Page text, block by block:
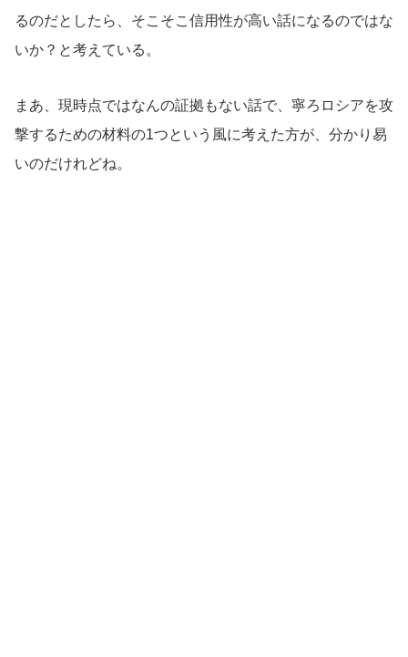
るのだとしたら、そこそこ信用性が高い話になるのではな
いか？と考えている。
まあ、現時点ではなんの証拠もない話で、寧ろロシアを攻
撃するための材料の1つという風に考えた方が、分かり易
いのだけれどね。